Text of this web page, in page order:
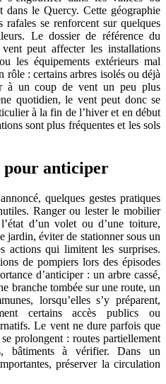
dans le Quercy. Cette géographie
se renforcent sur quelques
Le dossier de référence du
peut affecter les installations
les équipements extérieurs mal
: certains arbres isolés ou déjà
à un coup de vent un peu plus
quotidien, le vent peut donc se
à la fin de l’hiver et en début
sont plus fréquentes et les sols
pour anticiper
quelques gestes pratiques
Ranger ou lester le mobilier
d’un volet ou d’une toiture,
jardin, éviter de stationner sous un
actions qui limitent les surprises.
de pompiers lors des épisodes
d’anticiper : un arbre cassé,
branche tombée sur une route, un
lorsqu’elles s’y préparent,
certains accès publics ou
Le vent ne dure parfois que
prolongent : routes partiellement
bâtiments à vérifier. Dans un
préserver la circulation